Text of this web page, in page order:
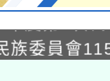
選結果公
年度第2次
結果公告(
族委員會
期犯罪預防